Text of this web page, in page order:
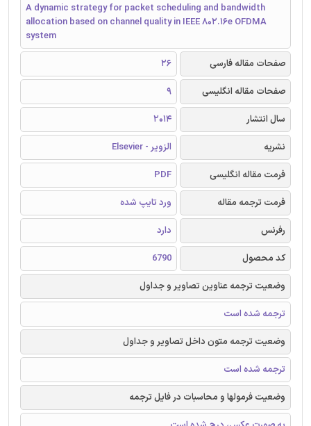
A dynamic strategy for packet scheduling and bandwidth
allocation based on channel quality in IEEE 802.16e OFDMA
system
صفحات مقاله فارسی
26
صفحات مقاله انگلیسی
9
سال انتشار
2014
نشریه
الزویر - Elsevier
فرمت مقاله انگلیسی
PDF
فرمت ترجمه مقاله
ورد تایپ شده
رفرنس
دارد
کد محصول
6790
وضعیت ترجمه عناوین تصاویر و جداول
ترجمه شده است
وضعیت ترجمه متون داخل تصاویر و جداول
ترجمه شده است
وضعیت فرمولها و محاسبات در فایل ترجمه